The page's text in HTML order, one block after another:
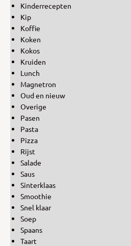
Kinderrecepten
Kip
Koffie
Koken
Kokos
Kruiden
Lunch
Magnetron
Oud en nieuw
Overige
Pasen
Pasta
Pizza
Rijst
Salade
Saus
Sinterklaas
Smoothie
Snel klaar
Soep
Spaans
Taart